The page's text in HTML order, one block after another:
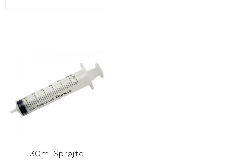
30ml Sprøjte